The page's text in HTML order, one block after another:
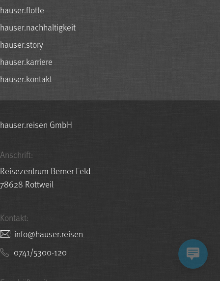
hauser.flotte
hauser.nachhaltigkeit
hauser.story
hauser.karriere
hauser.kontakt
hauser.reisen GmbH
Anschrift:
Reisezentrum Berner Feld
78628 Rottweil
Kontakt:
nesier.resuah@ofni
0741/5300-120